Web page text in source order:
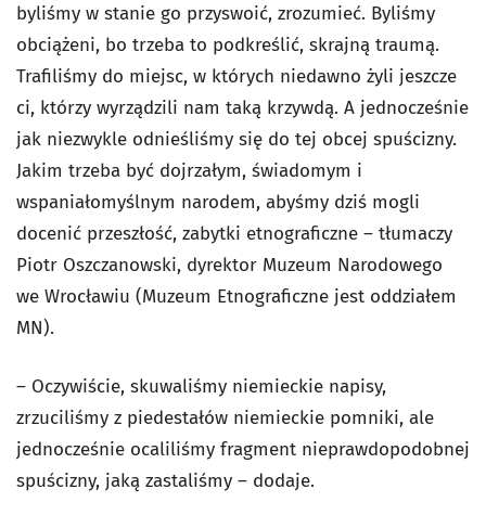
byliśmy w stanie go przyswoić, zrozumieć. Byliśmy
obciążeni, bo trzeba to podkreślić, skrajną traumą.
Trafiliśmy do miejsc, w których niedawno żyli jeszcze
ci, którzy wyrządzili nam taką krzywdą. A jednocześnie
jak niezwykle odnieśliśmy się do tej obcej spuścizny.
Jakim trzeba być dojrzałym, świadomym i
wspaniałomyślnym narodem, abyśmy dziś mogli
docenić przeszłość, zabytki etnograficzne – tłumaczy
Piotr Oszczanowski, dyrektor Muzeum Narodowego
we Wrocławiu (Muzeum Etnograficzne jest oddziałem
MN).
– Oczywiście, skuwaliśmy niemieckie napisy,
zrzuciliśmy z piedestałów niemieckie pomniki, ale
jednocześnie ocaliliśmy fragment nieprawdopodobnej
spuścizny, jaką zastaliśmy – dodaje.